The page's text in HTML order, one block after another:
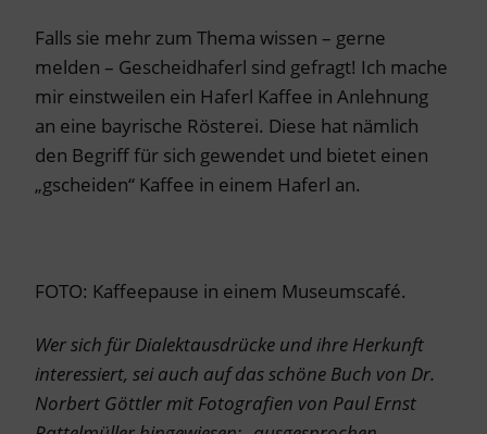
Falls sie mehr zum Thema wissen – gerne
melden – Gescheidhaferl sind gefragt! Ich mache
mir einstweilen ein Haferl Kaffee in Anlehnung
an eine bayrische Rösterei. Diese hat nämlich
den Begriff für sich gewendet und bietet einen
„gscheiden“ Kaffee in einem Haferl an.
FOTO: Kaffeepause in einem Museumscafé.
Wer sich für Dialektausdrücke und ihre Herkunft
interessiert, sei auch auf das schöne Buch von Dr.
Norbert Göttler mit Fotografien von Paul Ernst